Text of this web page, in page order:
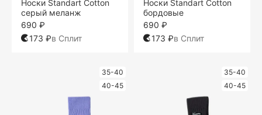
Носки Standart Cotton
серый меланж
690 ₽
173 ₽в Сплит
Носки Standart Cotton
бордовые
690 ₽
173 ₽в Сплит
35-40
40-45
35-40
40-45